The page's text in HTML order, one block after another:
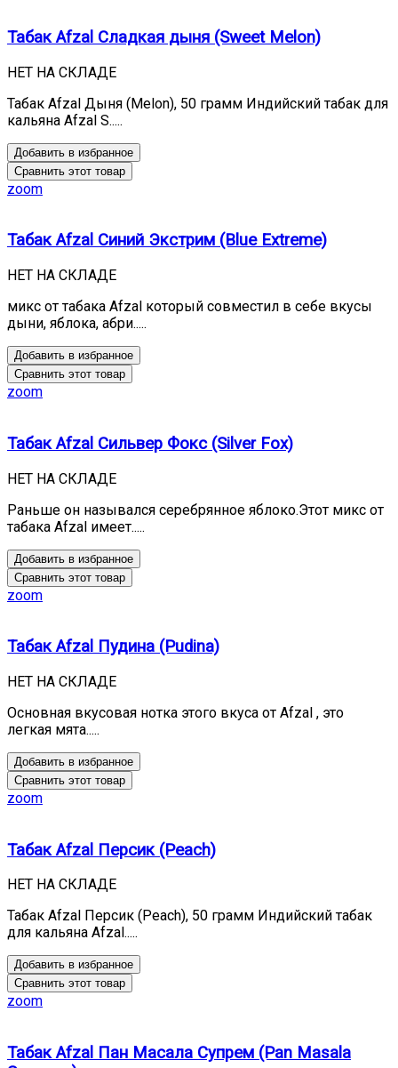
Табак Afzal Сладкая дыня (Sweet Melon)
НЕТ НА СКЛАДЕ
Табак Afzal Дыня (Melon), 50 грамм Индийский табак для
кальяна Afzal S.....
Добавить в избранное
Сравнить этот товар
zoom
Табак Afzal Синий Экстрим (Blue Extreme)
НЕТ НА СКЛАДЕ
микс от табака Afzal который совместил в себе вкусы
дыни, яблока, абри.....
Добавить в избранное
Сравнить этот товар
zoom
Табак Afzal Сильвер Фокс (Silver Fox)
НЕТ НА СКЛАДЕ
Раньше он назывался серебрянное яблоко.Этот микс от
табака Afzal имеет.....
Добавить в избранное
Сравнить этот товар
zoom
Табак Afzal Пудина (Pudina)
НЕТ НА СКЛАДЕ
Основная вкусовая нотка этого вкуса от Afzal , это
легкая мята.....
Добавить в избранное
Сравнить этот товар
zoom
Табак Afzal Персик (Peach)
НЕТ НА СКЛАДЕ
Табак Afzal Персик (Peach), 50 грамм Индийский табак
для кальяна Afzal.....
Добавить в избранное
Сравнить этот товар
zoom
Табак Afzal Пан Масала Супрем (Pan Masala